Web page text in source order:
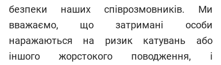
безпеки наших співрозмовників. Ми
вважаємо, що затримані особи
наражаються на ризик катувань або
іншого жорстокого поводження, і